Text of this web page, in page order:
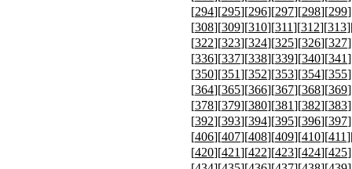
[294][295][296][297][298][299
[308][309][310][311][312][313
[322][323][324][325][326][327
[336][337][338][339][340][341
[350][351][352][353][354][355
[364][365][366][367][368][369
[378][379][380][381][382][383
[392][393][394][395][396][397
[406][407][408][409][410][411
[420][421][422][423][424][425